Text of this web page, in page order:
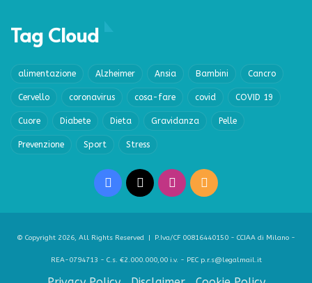
Tag Cloud
alimentazione Alzheimer Ansia Bambini Cancro
Cervello coronavirus cosa-fare covid COVID 19
Cuore Diabete Dieta Gravidanza Pelle
Prevenzione Sport Stress
Facebook Instagram
RSS
© Copyright 2026, All Rights Reserved | P.Iva/CF 00816440150 - CCIAA di Milano -
REA-0794713 - C.s. €2.000.000,00 i.v. - PEC p.r.s@legalmail.it